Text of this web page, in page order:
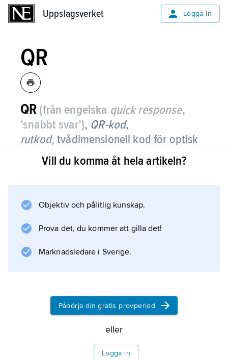
Uppslagsverket Logga in
QR
QR (från engelska quick response,
’snabbt svar’), QR-kod,
rutkod,tvådimensionell kod för optisk
maskinell avläsning.
Information om artikeln
Vill du komma åt hela artikeln?
Objektiv och pålitlig kunskap.
Prova det, du kommer att gilla det!
Marknadsledare i Sverige.
Påbörja din gratis provperiod
eller
Logga in